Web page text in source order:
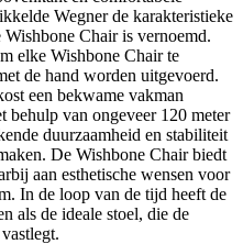
Wegner de karakteristieke
Chair is vernoemd.
elke Wishbone Chair te
de hand worden uitgevoerd.
een bekwame vakman
behulp van ongeveer 120 meter
duurzaamheid en stabiliteit
De Wishbone Chair biedt
aan esthetische wensen voor
In de loop van de tijd heeft de
als de ideale stoel, die de